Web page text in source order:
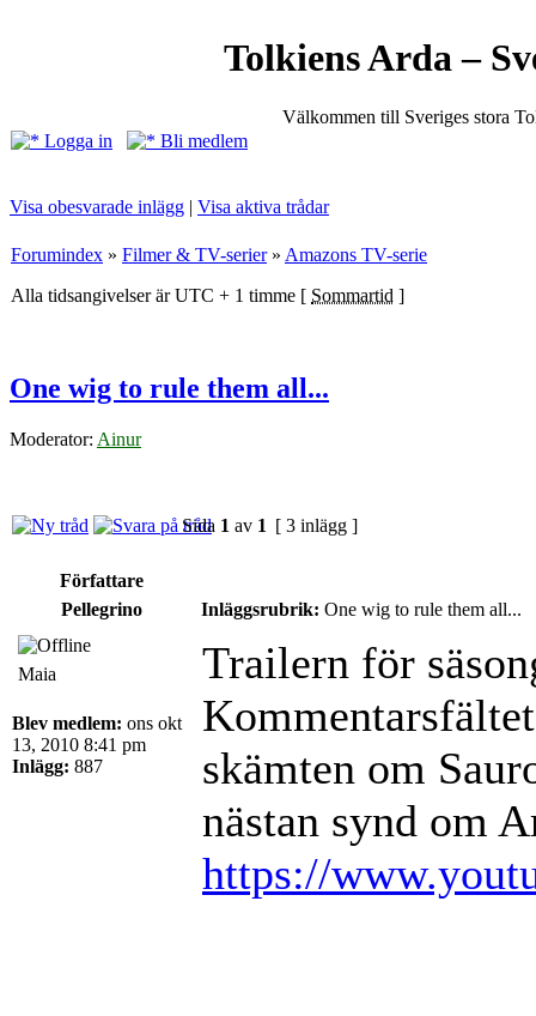
Tolkiens Arda –
Välkommen till Sveriges stora
Logga in
Bli medlem
Visa obesvarade inlägg | Visa aktiva trådar
Forumindex » Filmer & TV-serier» Amazons TV-serie
Alla tidsangivelser är UTC + 1 timme [ Sommartid ]
One wig to rule them all...
Moderator: Ainur
Sida 1 av 1 [ 3 inlägg ]
Författare
Pellegrino
Inläggsrubrik: One wig to rule them all...
Maia
Blev medlem: ons okt
13, 2010 8:41 pm
Inlägg: 887
Trailern för
skämten om
nästan synd om
https://